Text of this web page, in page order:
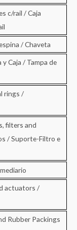
c/rail / Caja
/ Chaveta
Caja / Tampa de
rings /
filters and
/ Suporte-Filtro e
actuators /
Rubber Packings